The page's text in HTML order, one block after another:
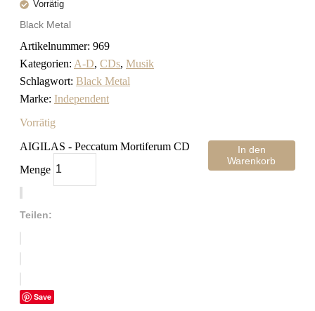
Vorrätig
Black Metal
Artikelnummer: 969
Kategorien: A-D, CDs, Musik
Schlagwort: Black Metal
Marke: Independent
Vorrätig
AIGILAS - Peccatum Mortiferum CD
Menge
In den
Warenkorb
Teilen:
Save